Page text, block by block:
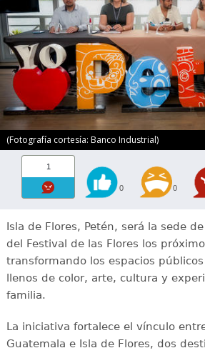
(Fotografía cortesía: Banco Industrial)
1
0 0
Isla de Flores, Petén, será la sede
del Festival de las Flores los
transformando los espacios
llenos de color, arte, cultura y
familia.
La iniciativa fortalece el vínculo
Guatemala e Isla de Flores, dos